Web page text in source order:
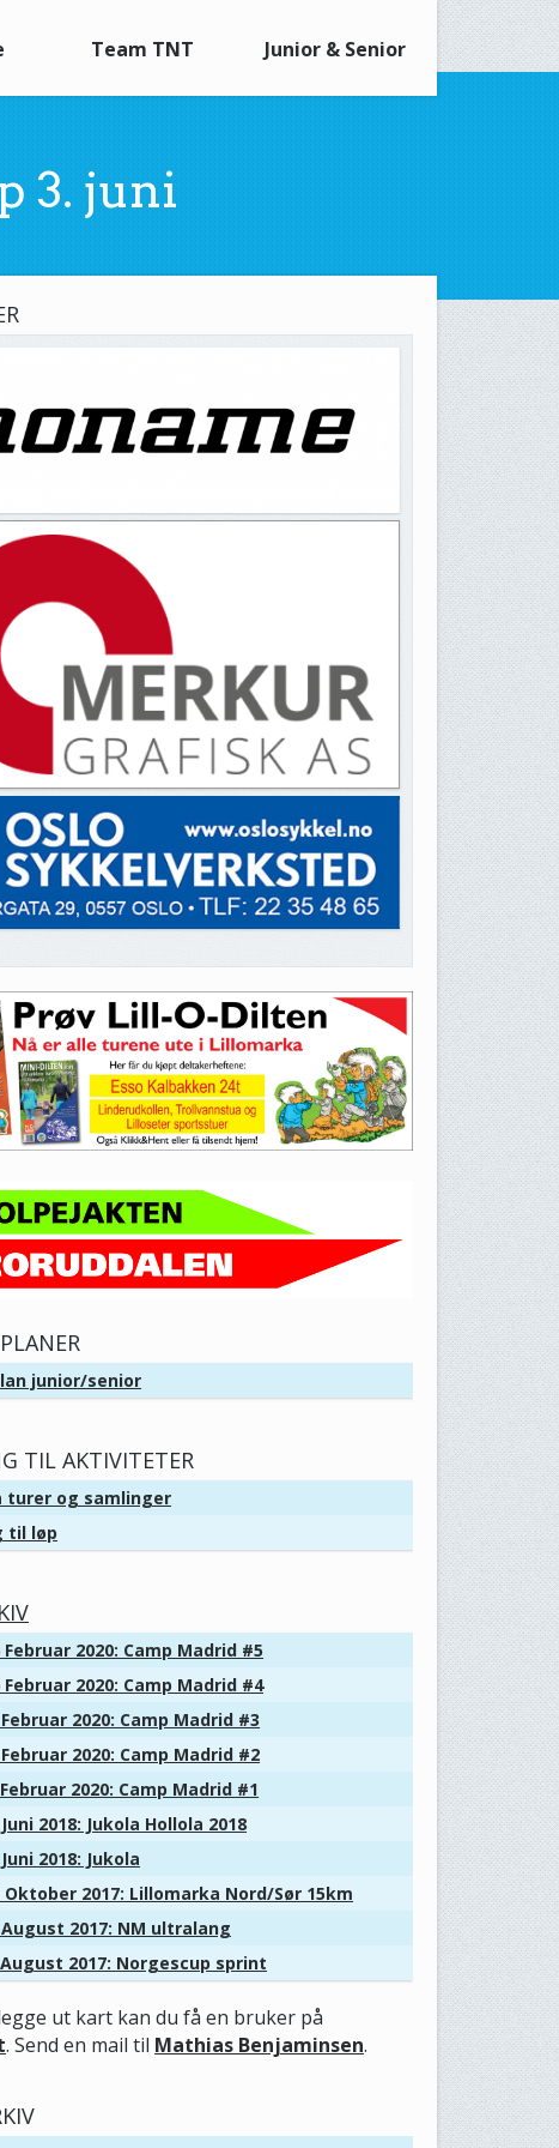
Team TNT Junior & Senior
3. juni
junior/senior
TIL AKTIVITETER
turer og samlinger
til løp
Februar 2020: Camp Madrid #5
Februar 2020: Camp Madrid #4
2020: Camp Madrid #3
2020: Camp Madrid #2
2020: Camp Madrid #1
2018: Jukola Hollola 2018
2018: Jukola
Oktober 2017: Lillomarka Nord/Sør 15km
2017: NM ultralang
2017: Norgescup sprint
ut kart kan du få en bruker på
. Send en mail til Mathias Benjaminsen.